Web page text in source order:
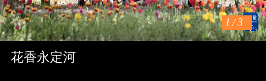
1 /3
花香永定河